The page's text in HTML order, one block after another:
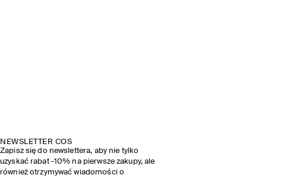
NEWSLETTER COS
Zapisz się do newslettera, aby nie tylko
uzyskać rabat -10% na pierwsze zakupy, ale
również otrzymywać wiadomości o